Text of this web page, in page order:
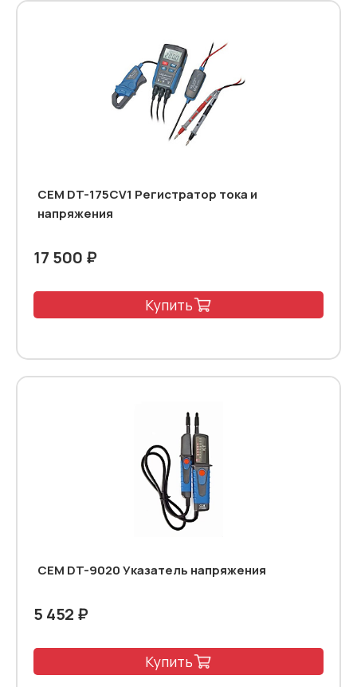
CEM DT-175CV1 Регистратор тока и
напряжения
17 500 ₽
Купить
CEM DT-9020 Указатель напряжения
5 452 ₽
Купить